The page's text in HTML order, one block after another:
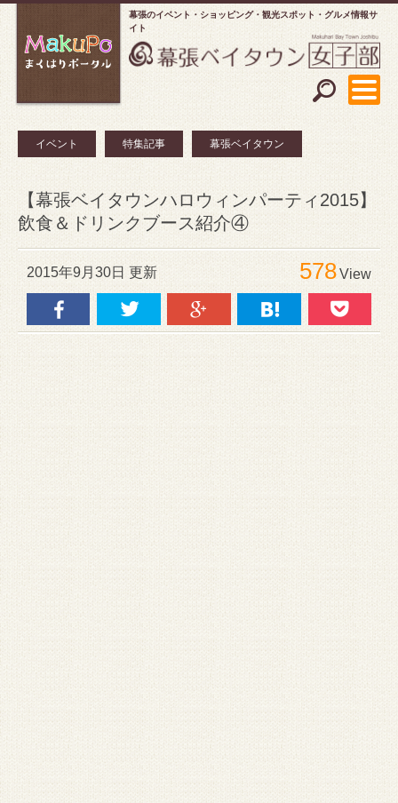
幕張のイベント・ショッピング
観光スポット・グルメ情報サ
イト
イベント 特集記事 幕張ベイタウン
【幕張ベイタウンハロウィンパーティ2015】
飲食＆ドリンクブース紹介④
2015年9月30日 更新 578View